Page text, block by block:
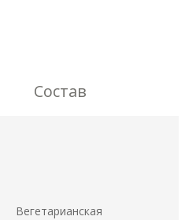
Состав
Вегетарианская